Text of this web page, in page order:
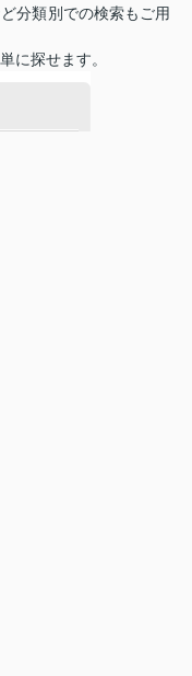
分類別での検索もご用
に探せます。